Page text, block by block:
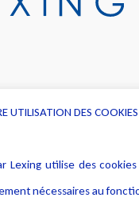
UTILISATION DES COOKIES
Lexing utilise des
nécessaires au